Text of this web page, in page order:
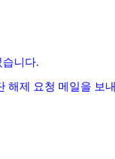
니다.
해제 요청 메일을 보내